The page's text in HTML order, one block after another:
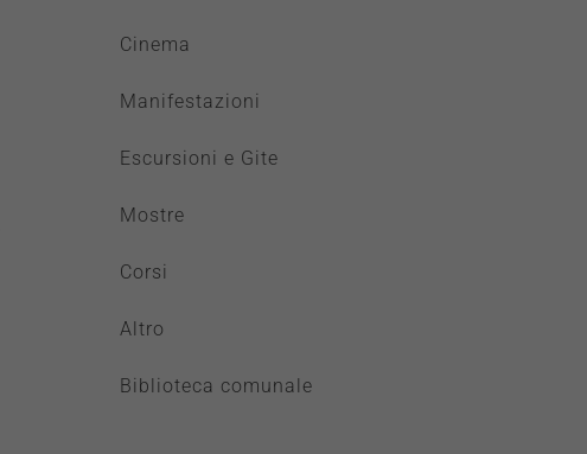
Cinema
Manifestazioni
Escursioni e Gite
Mostre
Corsi
Altro
Biblioteca comunale